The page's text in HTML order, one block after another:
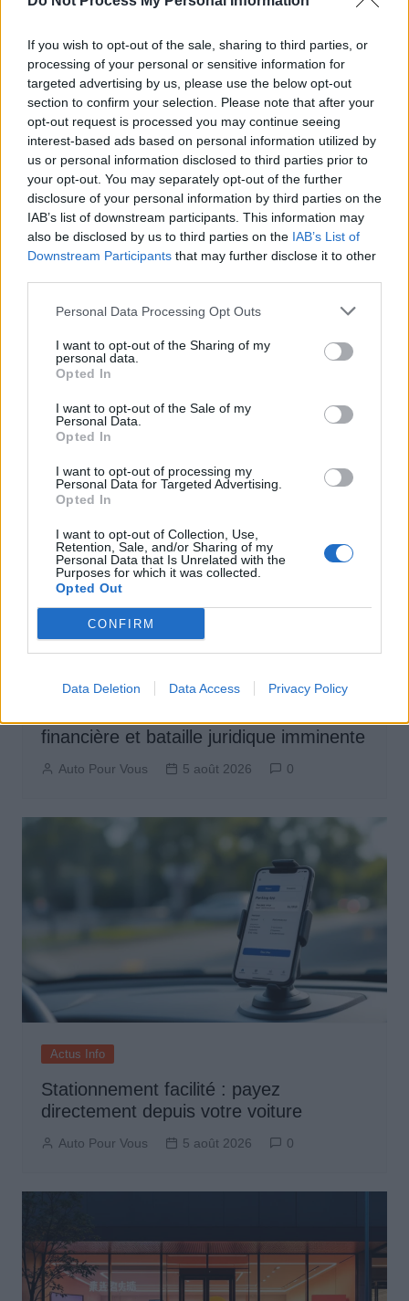
If you wish to opt-out of the sale, sharing to third parties, or
processing of your personal or sensitive information for
targeted advertising by us, please use the below opt-out
section to confirm your selection. Please note that after your
opt-out request is processed you may continue seeing
interest-based ads based on personal information utilized by
us or personal information disclosed to third parties prior to
your opt-out. You may separately opt-out of the further
disclosure of your personal information by third parties on the
IAB’s list of downstream participants. This information may
also be disclosed by us to third parties on the IAB’s List of
Downstream Participants that may further disclose it to other
Personal Data Processing Opt Outs
I want to opt-out of the Sharing of my
personal data.
Opted In
I want to opt-out of the Sale of my
Personal Data.
Opted In
I want to opt-out of processing my
Personal Data for Targeted Advertising.
Opted In
I want to opt-out of Collection, Use,
Retention, Sale, and/or Sharing of my
Personal Data that Is Unrelated with the
Purposes for which it was collected.
Opted Out
CONFIRM
Data Deletion Data Access Privacy Policy
Actus Info
Pourquoi le bouton start/stop disparaît
des voitures électriques
financière et bataille juridique imminente
Auto Pour Vous 5 août 2026 0
Actus Info
Stationnement facilité : payez
directement depuis votre voiture
Auto Pour Vous 5 août 2026 0